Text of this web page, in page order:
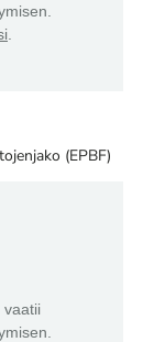
(EPBF)
vaatii